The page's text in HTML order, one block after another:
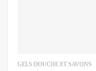
GELS DOUCHE ET SAVONS